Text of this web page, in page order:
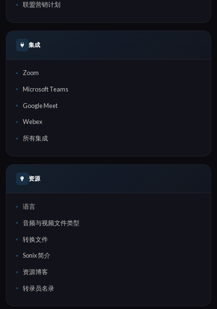
联盟营销计划
集成
Zoom
Microsoft Teams
Google Meet
Webex
所有集成
资源
语言
音频与视频文件类型
转换文件
Sonix 简介
资源博客
转录员名录